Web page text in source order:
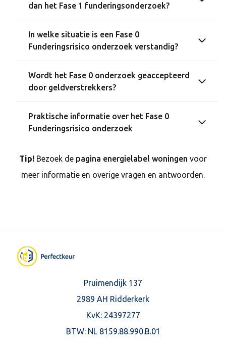
dan het Fase 1 funderingsonderzoek?
In welke situatie is een Fase 0
Funderingsrisico onderzoek verstandig?
Wordt het Fase 0 onderzoek geaccepteerd
door geldverstrekkers?
Praktische informatie over het Fase 0
Funderingsrisico onderzoek
Tip! Bezoek de pagina energielabel woningen voor
meer informatie en overige vragen en antwoorden.
Pruimendijk 137
2989 AH Ridderkerk
KvK: 24397277
BTW: NL 8159.88.990.B.01